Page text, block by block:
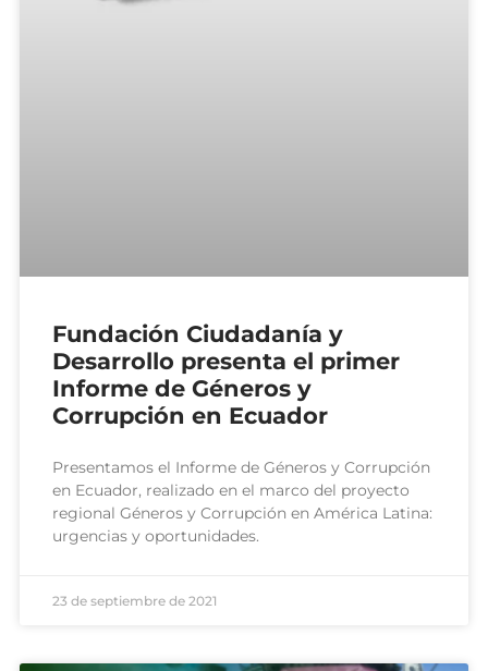
Fundación Ciudadanía y
Desarrollo presenta el primer
Informe de Géneros y
Corrupción en Ecuador
Presentamos el Informe de Géneros y Corrupción
en Ecuador, realizado en el marco del proyecto
regional Géneros y Corrupción en América Latina:
urgencias y oportunidades.
23 de septiembre de 2021